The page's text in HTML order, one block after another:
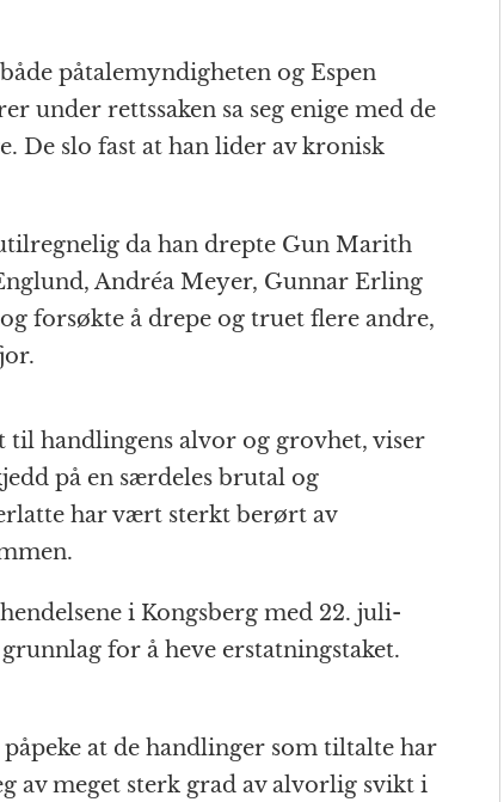
påtalemyndigheten og Espen
under rettssaken sa seg enige med de
De slo fast at han lider av kronisk
da han drepte Gun Marith
Andréa Meyer, Gunnar Erling
forsøkte å drepe og truet flere andre,
til handlingens alvor og grovhet, viser
på en særdeles brutal og
har vært sterkt berørt av
i Kongsberg med 22. juli-
for å heve erstatningstaket.
at de handlinger som tiltalte har
av meget sterk grad av alvorlig svikt i